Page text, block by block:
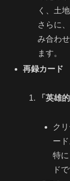
く、土
さらに
み合わ
ます。
再録カード
「英雄
ク
ード
特
ドで